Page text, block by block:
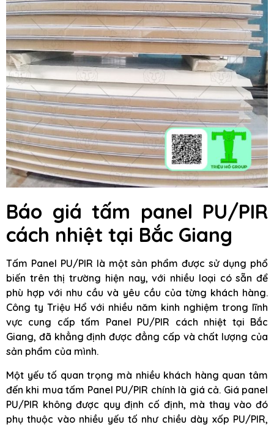
Báo giá tấm panel PU/PIR
cách nhiệt tại Bắc Giang
Tấm Panel PU/PIR là một sản phẩm được sử dụng phổ
biến trên thị trường hiện nay, với nhiều loại có sẵn để
phù hợp với nhu cầu và yêu cầu của từng khách hàng.
Công ty Triệu Hổ với nhiều năm kinh nghiệm trong lĩnh
vực cung cấp tấm Panel PU/PIR cách nhiệt tại Bắc
Giang, đã khẳng định được đẳng cấp và chất lượng của
sản phẩm của mình.
Một yếu tố quan trọng mà nhiều khách hàng quan tâm
đến khi mua tấm Panel PU/PIR chính là giá cả. Giá panel
PU/PIR không được quy định cố định, mà thay vào đó
phụ thuộc vào nhiều yếu tố như chiều dày xốp PU/PIR,